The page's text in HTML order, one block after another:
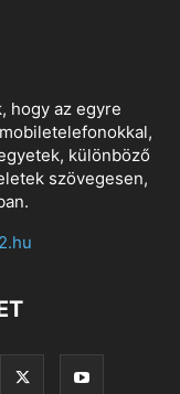
hogy az egyre
különböző
szövegesen,